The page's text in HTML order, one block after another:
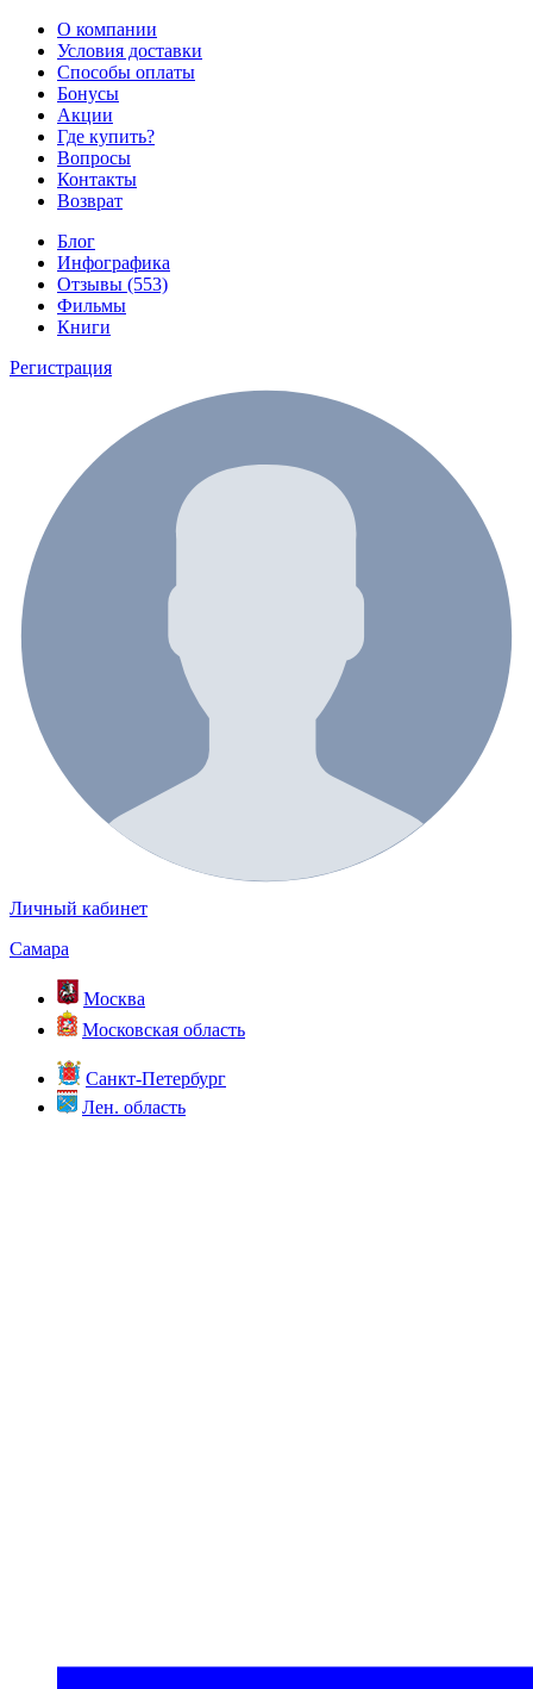
О компании
Условия доставки
Способы оплаты
Бонусы
Акции
Где купить?
Вопросы
Контакты
Возврат
Блог
Инфографика
Отзывы (553)
Фильмы
Книги
Регистрация
Личный кабинет
Самара
Москва
Московская область
Санкт-Петербург
Лен. область